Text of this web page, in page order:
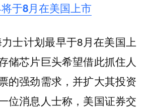
于8月在美国上市
士计划最早于8月在美国上
储芯片巨头希望借此抓住人
的强劲需求，并扩大其投资
位消息人士称，美国证券交